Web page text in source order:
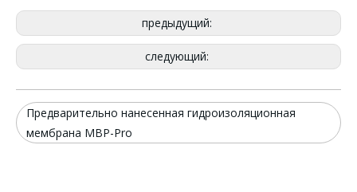
предыдущий:
следующий:
Предварительно нанесенная гидроизоляционная
мембрана MBP-Pro